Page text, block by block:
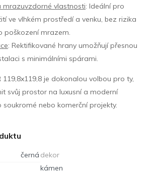
mrazuvzdorné vlastnosti: Ideální pro
ve vlhkém prostředí a venku, bez rizika
poškození mrazem.
: Rektifikované hrany umožňují přesnou
s minimálními spárami.
119,8x119,8 je dokonalou volbou pro ty,
svůj prostor na luxusní a moderní
soukromé nebo komerční projekty.
černá dekor
kámen